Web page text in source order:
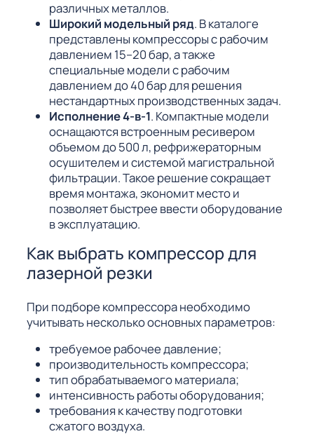
различных металлов.
Широкий модельный ряд. В каталоге
представлены компрессоры с рабочим
давлением 15–20 бар, а также
специальные модели с рабочим
давлением до 40 бар для решения
нестандартных производственных задач.
Исполнение 4-в-1. Компактные модели
оснащаются встроенным ресивером
объемом до 500 л, рефрижераторным
осушителем и системой магистральной
фильтрации. Такое решение сокращает
время монтажа, экономит место и
позволяет быстрее ввести оборудование
в эксплуатацию.
Как выбрать компрессор для
лазерной резки
При подборе компрессора необходимо
учитывать несколько основных параметров:
требуемое рабочее давление;
производительность компрессора;
тип обрабатываемого материала;
интенсивность работы оборудования;
требования к качеству подготовки
сжатого воздуха.